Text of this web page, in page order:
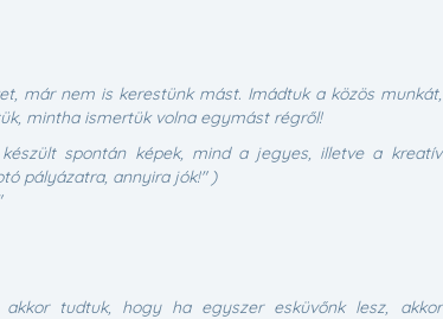
már nem is kerestünk mást. Imádtuk a közös munkát,
mintha ismertük volna egymást régről!
spontán képek, mind a jegyes, illetve a kreatív
pályázatra, annyira jók!" )
tudtuk, hogy ha egyszer esküvőnk lesz, akkor